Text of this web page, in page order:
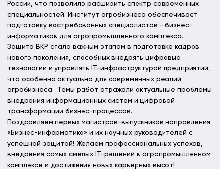
России, что позволило расширить спектр современных
специальностей. Институт агробизнеса обеспечивает
подготовку востребованных специалистов - бизнес-
информатиков для агропромышленного комплекса.
Защита ВКР стала важным этапом в подготовке кадров
нового поколения, способных внедрять цифровые
технологии и управлять IT-инфраструктурой предприятий,
что особенно актуально для современных реалий
агробизнеса . Темы работ отражали актуальные проблемы
внедрения информационных систем и цифровой
трансформации бизнес-процессов.
Поздравляем первых магистров-выпускников направления
«Бизнес-информатика» и их научных руководителей с
успешной защитой! Желаем профессиональных успехов,
внедрения самых смелых IT-решений в агропромышленном
комплексе и достижения новых карьерных высот!